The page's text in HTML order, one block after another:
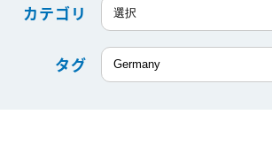
カテゴリ
タグ